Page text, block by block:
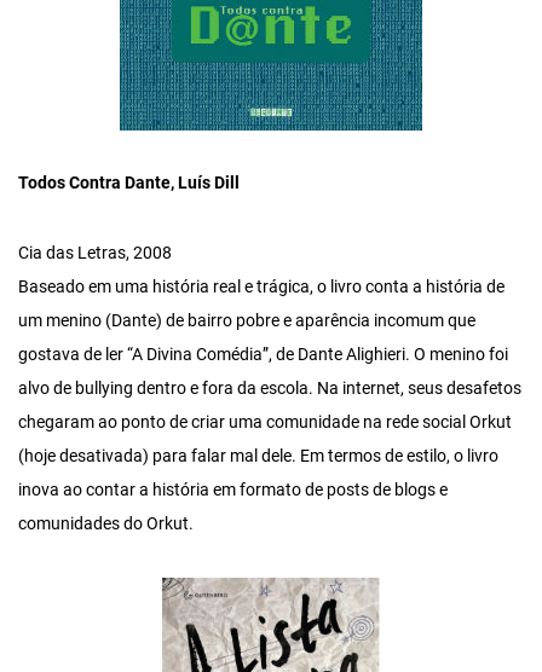
Todos Contra Dante, Luís Dill
Cia das Letras, 2008
Baseado em uma história real e trágica, o livro conta a história de
um menino (Dante) de bairro pobre e aparência incomum que
gostava de ler “A Divina Comédia”, de Dante Alighieri. O menino foi
alvo de bullying dentro e fora da escola. Na internet, seus desafetos
chegaram ao ponto de criar uma comunidade na rede social Orkut
(hoje desativada) para falar mal dele. Em termos de estilo, o livro
inova ao contar a história em formato de posts de blogs e
comunidades do Orkut.